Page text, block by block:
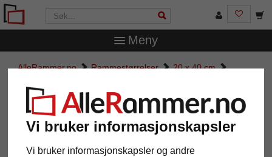
Vi bruker informasjonskapsler
Vi bruker informasjonskapsler og andre
Meny
AlleRammer.no Rammestørrelser
20 x 40 cm
Eksklusiv Treramme Fronta